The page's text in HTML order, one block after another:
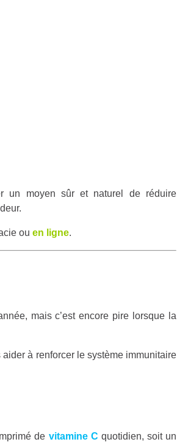
un moyen sûr et naturel de réduire
ou en ligne.
mais c’est encore pire lorsque la
à renforcer le système immunitaire
de vitamine C quotidien, soit un